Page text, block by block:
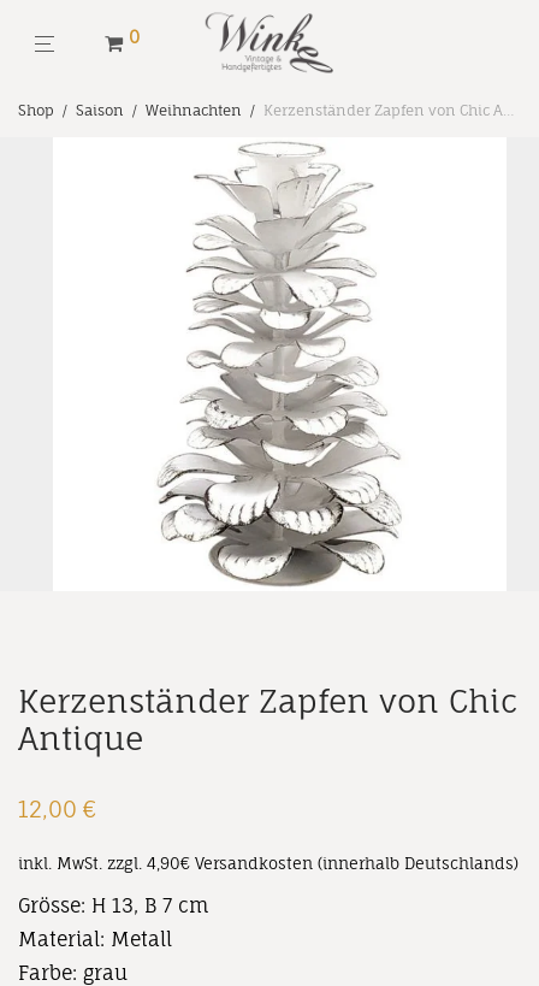
0
Shop / Saison / Weihnachten / Kerzenständer Zapfen von Chic Antique
Kerzenständer Zapfen von Chic
Antique
12,00 €
inkl. MwSt. zzgl. 4,90€ Versandkosten (innerhalb Deutschlands)
Grösse: H 13, B 7 cm
Material: Metall
Farbe: grau